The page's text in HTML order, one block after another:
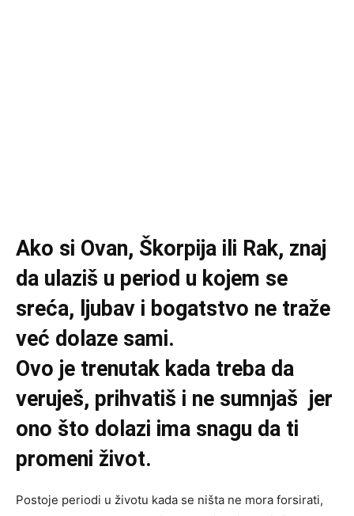
Ako si Ovan, Škorpija ili Rak, znaj
da ulaziš u period u kojem se
sreća, ljubav i bogatstvo ne traže
već dolaze sami.
Ovo je trenutak kada treba da
veruješ, prihvatiš i ne sumnjaš jer
ono što dolazi ima snagu da ti
promeni život.
Postoje periodi u životu kada se ništa ne mora forsirati,